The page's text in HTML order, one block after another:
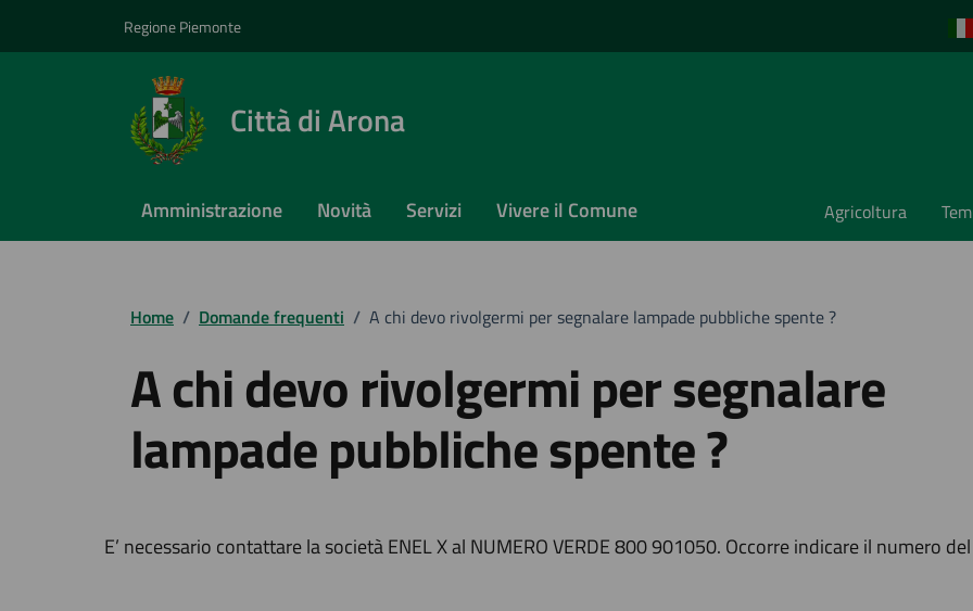
Regione Piemonte
Città di Arona
Amministrazione Novità Servizi Vivere il Comune Agricoltura
Home / Domande frequenti / A chi devo rivolgermi per segnalare lampade pubbliche spente ?
A chi devo rivolgermi per segnalare
lampade pubbliche spente ?
E’ necessario contattare la società ENEL X al NUMERO VERDE 800 901050. Occorre indicare il numero